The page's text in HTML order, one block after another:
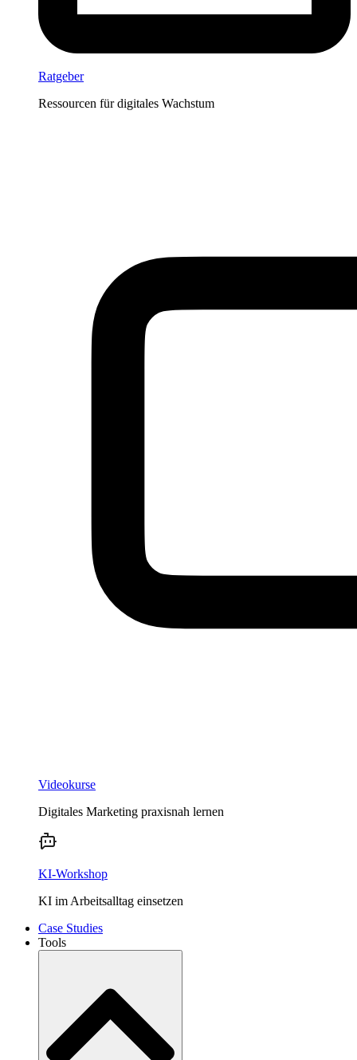
Ratgeber
Ressourcen für digitales Wachstum
Videokurse
Digitales Marketing praxisnah lernen
KI-Workshop
KI im Arbeitsalltag einsetzen
Case Studies
Tools